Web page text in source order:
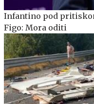
Infantino pod
Figo: Mora oditi